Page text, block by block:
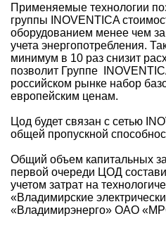
Применяемые технологии
группы INOVENTICA
оборудованием менее чем
учета энергопотребления.
минимум в 10 раз снизит
позволит Группе
российском рынке набор
европейским ценам.
Цод будет связан с сетью
общей пропускной
Общий объем капитальных
первой очереди ЦОД
учетом затрат на
«Владимирские
«Владимирэнерго» ОАО